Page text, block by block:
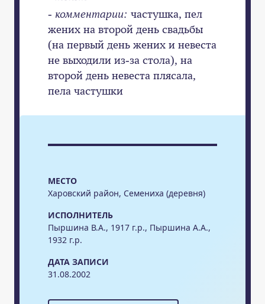
МЕСТО
Харовский район, Семениха (деревня)
ИСПОЛНИТЕЛЬ
Пыршина В.А., 1917 г.р., Пыршина А.А.,
1932 г.р.
ДАТА ЗАПИСИ
31.08.2002
- комментарии: частушка, пел
жених на второй день свадьбы
(на первый день жених и невеста
не выходили из-за стола), на
второй день невеста плясала,
пела частушки